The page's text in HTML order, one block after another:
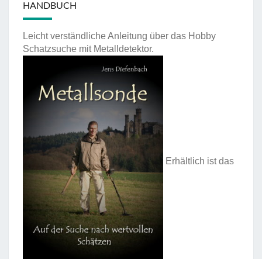
HANDBUCH
Leicht verständliche Anleitung über das Hobby
Schatzsuche mit Metalldetektor.
Erhältlich ist das